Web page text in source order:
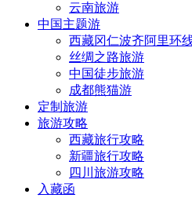
云南旅游
中国主题游
西藏冈仁波齐阿里环
丝绸之路旅游
中国徒步旅游
成都熊猫游
定制旅游
旅游攻略
西藏旅行攻略
新疆旅行攻略
四川旅游攻略
入藏函